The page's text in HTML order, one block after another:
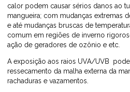
calor podem causar sérios danos ao
mangueira; com mudanças extremas
e até mudanças bruscas de
comum em regiões de inverno
ação de geradores de ozônio e etc.
A exposição aos raios UVA/UVB
ressecamento da malha externa da
rachaduras e vazamentos.